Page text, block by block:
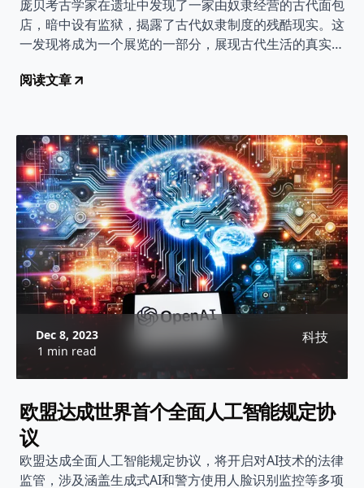
庞贝考古学家在遗址中发现了一家由奴隶经营的古代面包
店，暗中设有监狱，揭露了古代奴隶制度的残酷现实。这
一发现将成为一个展览的一部分，展现古代生活的真实面
阅读文章
Dec 8, 2023
1 min read
科技
欧盟达成世界首个全面人工智能规定协
议
欧盟达成全面人工智能规定协议，将开启对AI技术的法律
监管，涉及涵盖生成式AI和警方使用人脸识别监控等多项